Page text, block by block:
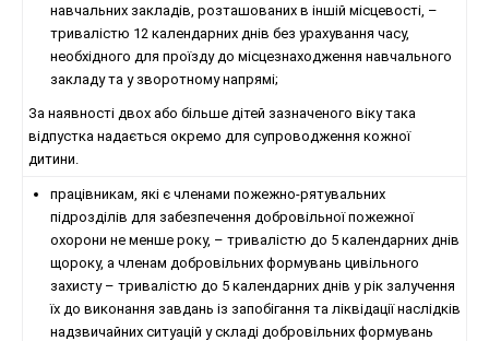
навчальних закладів, розташованих в іншій місцевості, –
тривалістю 12 календарних днів без урахування часу,
необхідного для проїзду до місцезнаходження навчального
закладу та у зворотному напрямі;
За наявності двох або більше дітей зазначеного віку така
відпустка надається окремо для супроводження кожної
дитини.
працівникам, які є членами пожежно-рятувальних
підрозділів для забезпечення добровільної пожежної
охорони не менше року, – тривалістю до 5 календарних днів
щороку, а членам добровільних формувань цивільного
захисту – тривалістю до 5 календарних днів у рік залучення
їх до виконання завдань із запобігання та ліквідації наслідків
надзвичайних ситуацій у складі добровільних формувань